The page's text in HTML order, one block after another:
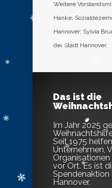
Weitere
Hanke,
Hannover; Sylvia
der Stadt Hannover.
Das ist die
Im Jahr 2025
Seit 1975
Unternehmen,
vor Ort. Es ist
Spendenaktion
Hannover.